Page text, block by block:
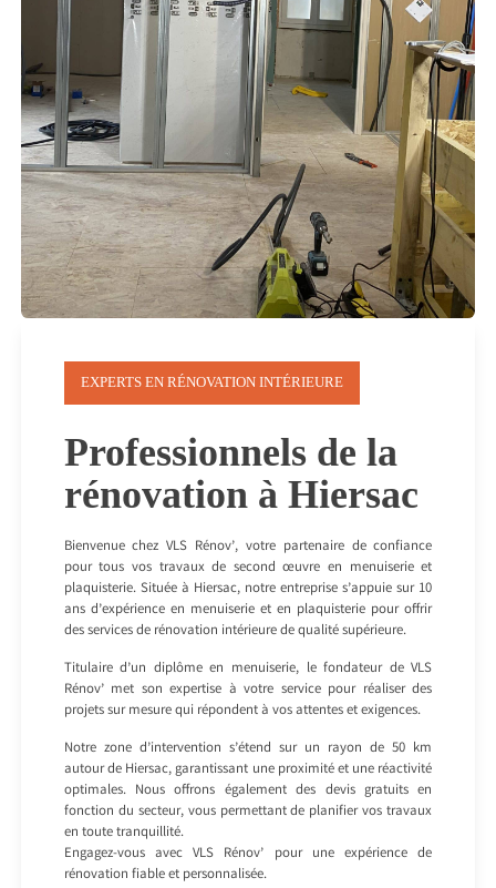
EXPERTS EN RÉNOVATION INTÉRIEURE
Professionnels de la
rénovation à Hiersac
Bienvenue chez VLS Rénov’, votre partenaire de confiance
pour tous vos travaux de second œuvre en menuiserie et
plaquisterie. Située à Hiersac, notre entreprise s’appuie sur 10
ans d’expérience en menuiserie et en plaquisterie pour offrir
des services de rénovation intérieure de qualité supérieure.
Titulaire d’un diplôme en menuiserie, le fondateur de VLS
Rénov’ met son expertise à votre service pour réaliser des
projets sur mesure qui répondent à vos attentes et exigences.
Notre zone d’intervention s’étend sur un rayon de 50 km
autour de Hiersac, garantissant une proximité et une réactivité
optimales. Nous offrons également des devis gratuits en
fonction du secteur, vous permettant de planifier vos travaux
en toute tranquillité.
Engagez-vous avec VLS Rénov’ pour une expérience de
rénovation fiable et personnalisée.